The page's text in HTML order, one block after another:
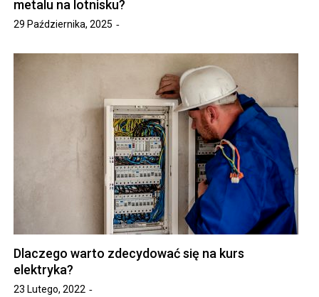
metalu na lotnisku?
29 Października, 2025
Dlaczego warto zdecydować się na kurs
elektryka?
23 Lutego, 2022